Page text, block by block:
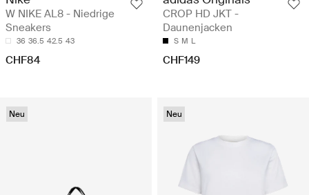
W NIKE AL8 - Niedrige
Sneakers
36 36.5 42.5 43
CHF84
CROP HD JKT -
Daunenjacken
S M L
CHF149
Neu Neu